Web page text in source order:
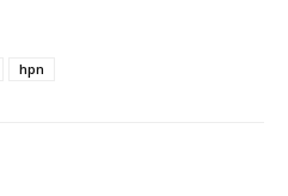
hpn